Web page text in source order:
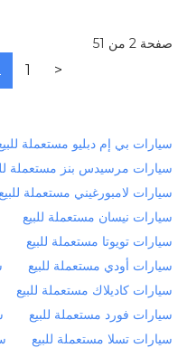
صفحة 2 من 51
<
1
سيارات بي إم دبليو مستعملة
سيارات مرسيدس بنز مستعملة
سيارات لامبورغيني مستعملة
سيارات نيسان مستعملة للبيع
سيارات تويوتا مستعملة للبيع
سيارات أودي مستعملة للبيع
سيارات كاديلاك مستعملة للبيع
سيارات فورد مستعملة للبيع
سيارات تسلا مستعملة للبيع